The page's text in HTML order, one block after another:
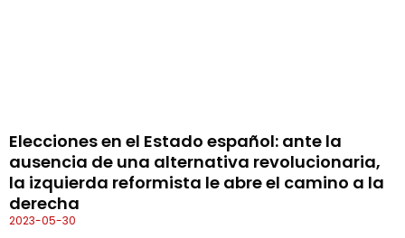
Elecciones en el Estado español: ante la
ausencia de una alternativa revolucionaria,
la izquierda reformista le abre el camino a la
derecha
2023-05-30